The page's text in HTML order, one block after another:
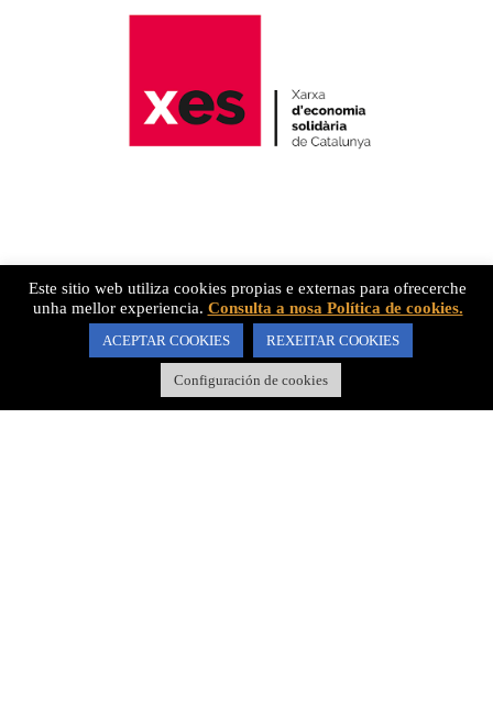
INSTA
INSTA é unha cooperativa de traballo sen ánimo de lucro
especializada en dereito ambiental. En INSTA integramos
coñecementos xurídicos e ambientais para ofrecer servizos a medida
dos clientes e traballar conxuntamente pola sustentabilidade e o
diálogo ambiental a partir do dominio das ferramentas xurídicas.
Este sitio web utiliza cookies propias e externas para ofrecerche
unha mellor experiencia. Consulta a nosa Política de cookies.
ACEPTAR COOKIES REXEITAR COOKIES
Configuración de cookies